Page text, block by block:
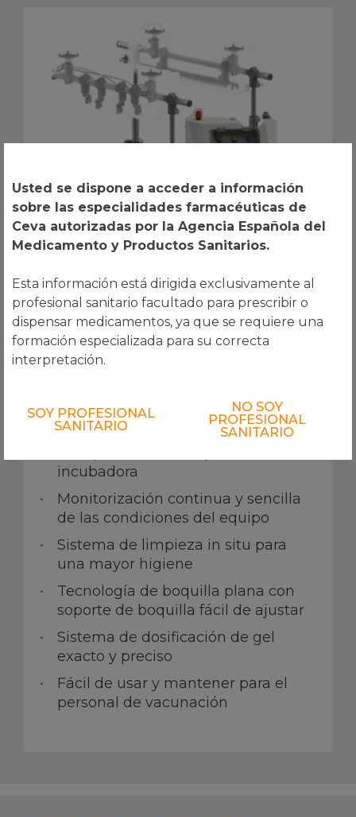
independientes
Sistema independiente adaptable a
incubadora
Monitorización continua y sencilla
de las condiciones del equipo
Sistema de limpieza in situ para
una mayor higiene
Tecnología de boquilla plana con
soporte de boquilla fácil de ajustar
Sistema de dosificación de gel
exacto y preciso
Fácil de usar y mantener para el
personal de vacunación
Usted se dispone a acceder a información
sobre las especialidades farmacéuticas de
Ceva autorizadas por la Agencia Española del
Medicamento y Productos Sanitarios.
Esta información está dirigida exclusivamente al
profesional sanitario facultado para prescribir o
dispensar medicamentos, ya que se requiere una
formación especializada para su correcta
interpretación.
SOY PROFESIONAL
SANITARIO
NO SOY
PROFESIONAL
SANITARIO